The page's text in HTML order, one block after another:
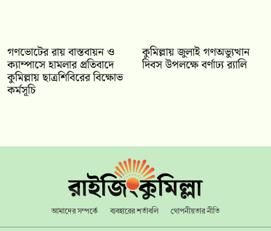
গণভোটের রায় বাস্তবায়ন ও
ক্যাম্পাসে হামলার প্রতিবাদে
কুমিল্লায় ছাত্রশিবিরের বিক্ষোভ
কর্মসূচি
কুমিল্লায় জুলাই গণঅভ্যুত্থান
দিবস উপলক্ষে বর্ণাঢ্য র‍্যালি
আমাদের সম্পর্কে ব্যবহারের শর্তাবলি গোপনীয়তার নীতি